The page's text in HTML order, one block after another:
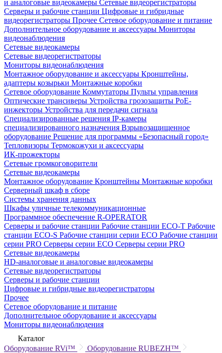
и аналоговые видеокамеры Сетевые видеорегистраторы
Серверы и рабочие станции Цифровые и гибридные
видеорегистраторы Прочее Сетевое оборудование и питание
Дополнительное оборудование и аксессуары Мониторы
видеонаблюдения
Сетевые видеокамеры
Сетевые видеорегистраторы
Мониторы видеонаблюдения
Монтажное оборудование и аксессуары Кронштейны,
адаптеры козырьки Монтажные коробки
Сетевое оборудование Коммутаторы Пульты управления
Оптические трансиверы Устройства грозозащиты PoE-
инжекторы Устройства для передачи сигнала
Специализированные решения IP-камеры
специализированного назначения Взрывозащищенное
оборудование Решение для программы «Безопасный город»
Тепловизоры Термокожухи и аксессуары
ИК-прожекторы
Сетевые громкоговорители
Сетевые видеокамеры
Монтажное оборудование Кронштейны Монтажные коробки
Серверный шкаф в сборе
Системы хранения данных
Шкафы уличные телекоммуникационные
Программное обеспечение R-OPERATOR
Серверы и рабочие станции Рабочие станции ECO-T Рабочие
станции ECO-S Рабочие станции серии ECO Рабочие станции
серии PRO Серверы серии ECO Серверы серии PRO
Сетевые видеокамеры
HD-аналоговые и аналоговые видеокамеры
Сетевые видеорегистраторы
Серверы и рабочие станции
Цифровые и гибридные видеорегистраторы
Прочее
Сетевое оборудование и питание
Дополнительное оборудование и аксессуары
Мониторы видеонаблюдения
Каталог
Оборудование RVi™
Оборудование RUBEZH™